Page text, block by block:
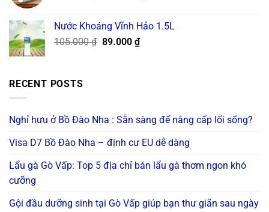
130.000 ₫.120.000 ₫.
Nước Khoáng Vĩnh Hảo 1.5L
105.000₫ Original
89.000 ₫Current
RECENT POSTS
Nghỉ hưu ở Bồ Đào Nha : Sẵn sàng để nâng cấp lối sống?
Visa D7 Bồ Đào Nha – định cư EU dễ dàng
Lẩu gà Gò Vấp: Top 5 địa chỉ bán lẩu gà thơm ngon khó
cưỡng
Gội đầu dưỡng sinh tại Gò Vấp giúp bạn thư giãn sau ngày